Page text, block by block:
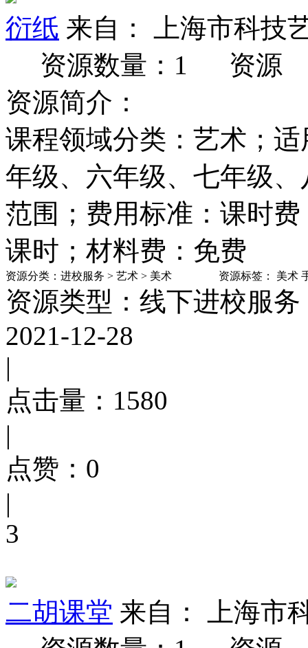
衍纸 来自： 上海市科技
资源数量：1
资源
资源简介：
课程领域分类：艺术；
年级、六年级、七年级
范围；费用标准：课时
课时；材料费：免费
资源分类： 进校服务 > 艺术 > 美术 资源标签： 美术
资源类型：线下进校服务
2021-12-28
|
点击量： 1580
|
点赞： 0
|
3
二胡课堂 来自： 上海市